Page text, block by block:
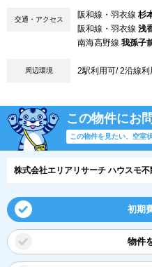
交通・アクセス 阪和線・羽衣線 杉
阪和線・羽衣線 浅
南海高野線 我孫子
周辺環境 2駅利用可/ 2沿線利
この物件にお
この物件を見たい、空室
株式会社エリアリサーチ ハウスモ
初期
物件